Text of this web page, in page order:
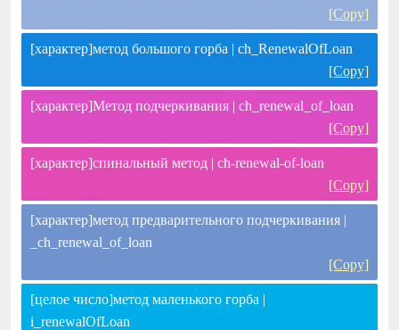
[Copy]
[характер]метод большого горба | ch_RenewalOfLoan
[Copy]
[характер]Метод подчеркивания | ch_renewal_of_loan
[Copy]
[характер]спинальный метод | ch-renewal-of-loan
[Copy]
[характер]метод предварительного подчеркивания |
_ch_renewal_of_loan
[Copy]
[целое число]метод маленького горба |
i_renewalOfLoan